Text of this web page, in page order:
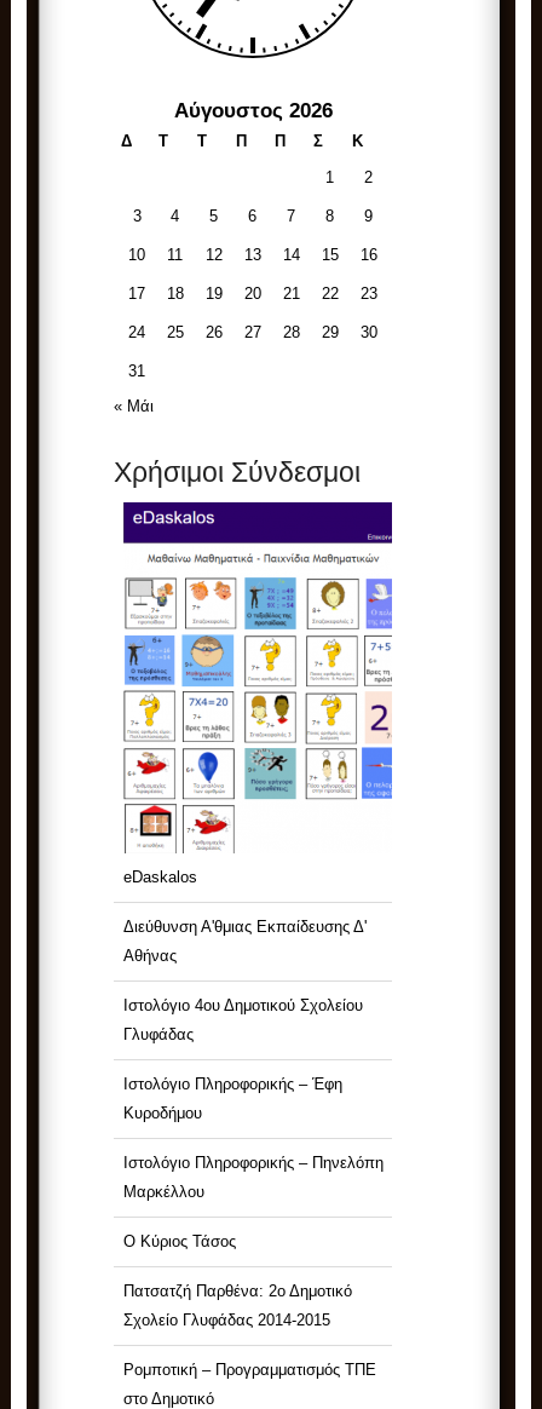
Αύγουστος 2026
Δ Τ Τ Π Π Σ
Κ
1
2
3 4 5 6 7 8 9
10 11 12 13 14 15 16
17 18 19 20 21 22 23
24 25 26 27 28 29 30
31
« Μάι
Χρήσιμοι Σύνδεσμοι
eDaskalos
Διεύθυνση Α'θμιας Εκπαίδευσης Δ'
Αθήνας
Ιστολόγιο 4ου Δημοτικού Σχολείου
Γλυφάδας
Ιστολόγιο Πληροφορικής – Έφη
Κυροδήμου
Ιστολόγιο Πληροφορικής – Πηνελόπη
Μαρκέλλου
Ο Κύριος Τάσος
Πατσατζή Παρθένα: 2ο Δημοτικό
Σχολείο Γλυφάδας 2014-2015
Ρομποτική – Προγραμματισμός ΤΠΕ
στο Δημοτικό